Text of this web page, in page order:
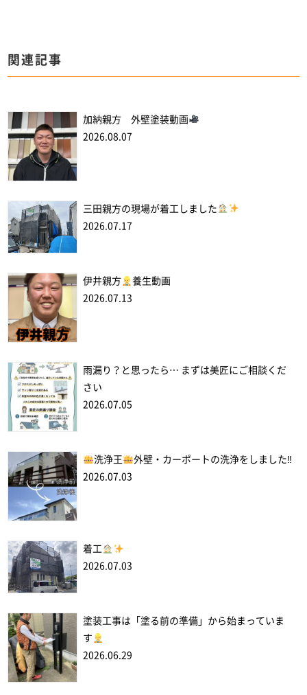
関連記事
加納親方 外壁塗装動画
2026.08.07
三田親方の現場が着工しました
2026.07.17
伊井親方
養生動画
2026.07.13
雨漏り？と思ったら… まずは美匠にご相談くだ
さい
2026.07.05
洗浄王
外壁・カーポートの洗浄をしました‼
2026.07.03
着工
2026.07.03
塗装工事は「塗る前の準備」から始まっていま
す
2026.06.29